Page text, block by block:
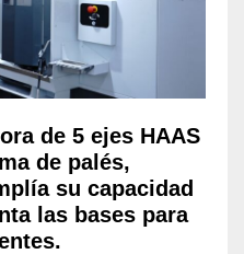
de 5 ejes HAAS
de palés,
su capacidad
las bases para